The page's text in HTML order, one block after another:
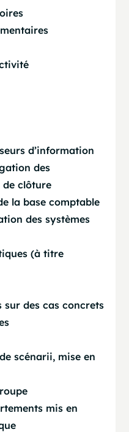
d’information
des
de clôture
la base comptable
des systèmes
(à titre
sur des cas concrets
scénarii, mise en
mis en